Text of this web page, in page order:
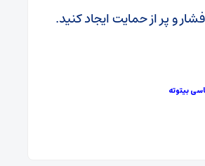
و پر از حمایت ایجاد کنید.
بیتوته